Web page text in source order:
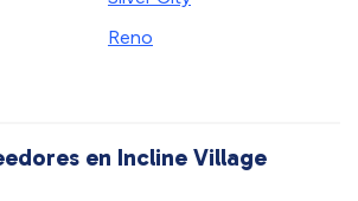
Reno
en Incline Village